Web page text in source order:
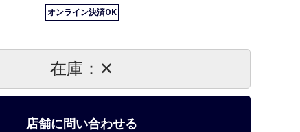
オンライン決済OK
在庫：✕
店舗に問い合わせる